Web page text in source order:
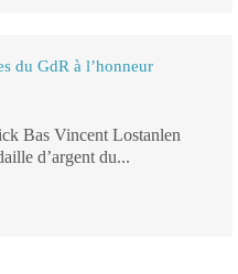
du GdR à l’honneur
Bas Vincent Lostanlen
d’argent du...